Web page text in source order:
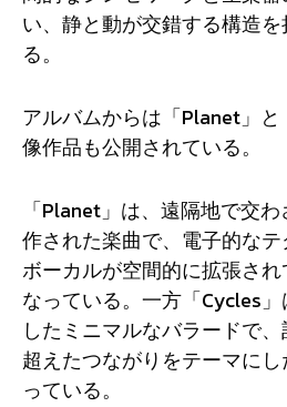
い、静と動が交錯する構造
る。
アルバムからは「Planet」
像作品も公開されている。
「Planet」は、遠隔地で交
作された楽曲で、電子的な
ボーカルが空間的に拡張さ
なっている。一方「Cycles
したミニマルなバラードで
超えたつながりをテーマに
っている。